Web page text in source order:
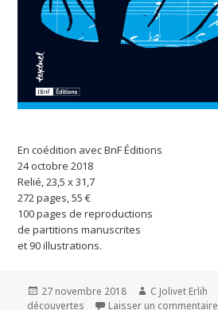
En coédition avec BnF Éditions
24 octobre 2018
Relié, 23,5 x 31,7
272 pages, 55 €
100 pages de reproductions
de partitions manuscrites
et 90 illustrations.
Publié
le
27 novembre 2018 Auteur
C Jolivet Erlih
découvertes
Laisser un commentaire